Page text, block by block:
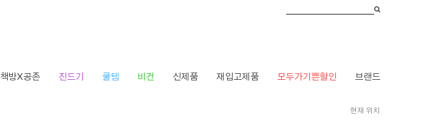
책방X공존 진드기 쿨템 비건 신제품 재입고제품 모두가기쁜할인 브랜드
현재 위치